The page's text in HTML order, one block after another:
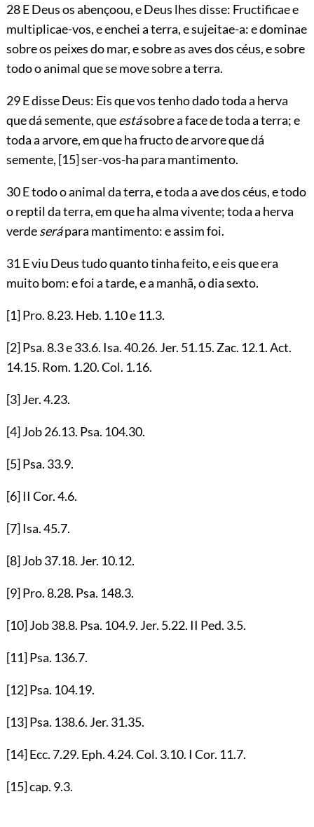
28 E Deus os abençoou, e Deus lhes disse: Fructificae e
multiplicae-vos, e enchei a terra, e sujeitae-a: e dominae
sobre os peixes do mar, e sobre as aves dos céus, e sobre
todo o animal que se move sobre a terra.
29 E disse Deus: Eis que vos tenho dado toda a herva
que dá semente, queestásobre a face de toda a terra; e
toda a arvore, em que ha fructo de arvore que dá
semente, [15]ser-vos-ha para mantimento.
30 E todo o animal da terra, e toda a ave dos céus, e todo
o reptil da terra, em que ha alma vivente; toda a herva
verdeserápara mantimento: e assim foi.
31 E viu Deus tudo quanto tinha feito, e eis que era
muito bom: e foi a tarde, e a manhã, o dia sexto.
[1]Pro.8.23. Heb. 1.10e 11.3.
[2]Psa.8.3e33.6. Isa.40.26. Jer. 51.15. Zac. 12.1. Act.
14.15. Rom. 1.20. Col. 1.16.
[3]Jer.4.23.
[4]Job26.13. Psa. 104.30.
[5]Psa. 33.9.
[6]II Cor.4.6.
[7]Isa.45.7.
[8]Job37.18. Jer. 10.12.
[9]Pro.8.28. Psa. 148.3.
[10]Job38.8. Psa. 104.9. Jer. 5.22. II Ped. 3.5.
[11]Psa. 136.7.
[12]Psa. 104.19.
[13]Psa. 138.6. Jer. 31.35.
[14]Ecc. 7.29. Eph.4.24. Col. 3.10. I Cor. 11.7.
[15]cap. 9.3.